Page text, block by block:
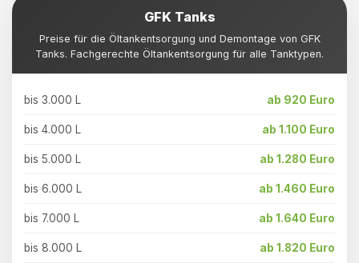
GFK Tanks
Preise für die Öltankentsorgung und Demontage von GFK
Tanks. Fachgerechte Öltankentsorgung für alle Tanktypen.
bis 3.000 L ab 920 Euro
bis 4.000 L ab 1.100 Euro
bis 5.000 L ab 1.280 Euro
bis 6.000 L ab 1.460 Euro
bis 7.000 L ab 1.640 Euro
bis 8.000 L ab 1.820 Euro